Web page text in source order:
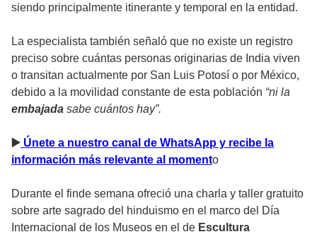
siendo principalmente itinerante y temporal en la entidad.
La especialista también señaló que no existe un registro
preciso sobre cuántas personas originarias de India viven
o transitan actualmente por San Luis Potosí o por México,
debido a la movilidad constante de esta población “ni la
embajada sabe cuántos hay”.
▶ ️ Únete a nuestro canal de WhatsApp y recibe la
información más relevante al momento
Durante el finde semana ofreció una charla y taller gratuito
sobre arte sagrado del hinduismo en el marco del Día
Internacional de los Museos en el de Escultura